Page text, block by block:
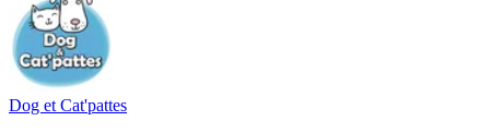
Dog et Cat'pattes